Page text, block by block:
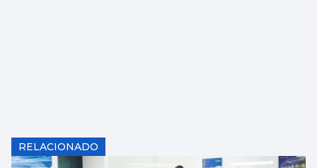
RELACIONADO